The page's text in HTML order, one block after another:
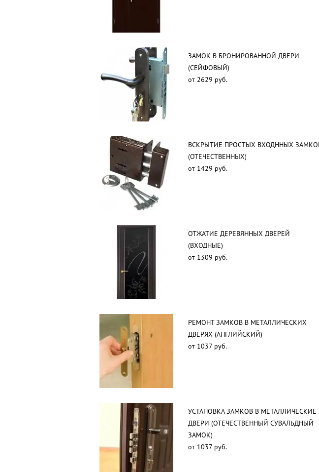
ЗАМОК В БРОНИРОВАННОЙ ДВЕРИ
(СЕЙФОВЫЙ)
от 2629 руб.
ВСКРЫТИЕ ПРОСТЫХ ВХОДННЫХ
(ОТЕЧЕСТВЕННЫХ)
от 1429 руб.
ОТЖАТИЕ ДЕРЕВЯННЫХ ДВЕРЕЙ
(ВХОДНЫЕ)
от 1309 руб.
РЕМОНТ ЗАМКОВ В МЕТАЛЛИЧЕСКИХ
ДВЕРЯХ (АНГЛИЙСКИЙ)
от 1037 руб.
УСТАНОВКА ЗАМКОВ В МЕТАЛЛИЧЕСКИЕ
ДВЕРИ (ОТЕЧЕСТВЕННЫЙ СУВАЛЬДНЫЙ
ЗАМОК)
от 1037 руб.